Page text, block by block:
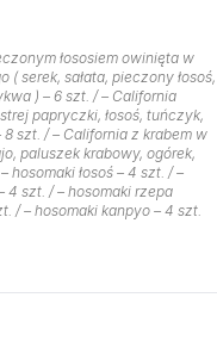
łososiem owinięta w
( serek, sałata, pieczony łosoś,
) – 6 szt. / – California
papryczki, łosoś, tuńczyk,
8 szt. / – California z krabem w
paluszek krabowy, ogórek,
hosomaki łosoś – 4 szt. / –
4 szt. / – hosomaki rzepa
/ – hosomaki kanpyo – 4 szt.